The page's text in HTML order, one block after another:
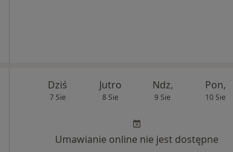
Dziś
7 Sie
Jutro
8 Sie
Ndz,
9 Sie
Pon,
10 Sie
Umawianie online nie jest dostępne